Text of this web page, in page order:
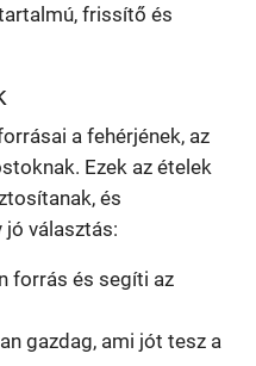
frissítő és
a fehérjének, az
Ezek az ételek
és
jó választás:
forrás és segíti az
gazdag, ami jót tesz a